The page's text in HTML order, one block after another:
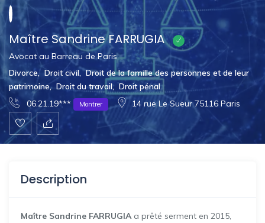
Maître Sandrine FARRUGIA
Avocat au Barreau de Paris
Divorce, Droit civil, Droit de la famille des personnes et de leur
patrimoine, Droit du travail, Droit pénal
06.21.19***
Montrer 14 rue Le Sueur 75116 Paris
Description
Maître Sandrine FARRUGIAa prêté serment en 2015,